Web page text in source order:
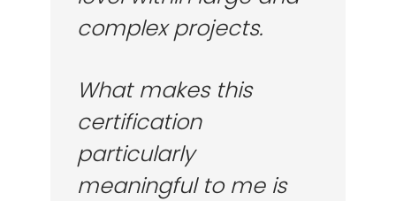
complex projects.
What makes this
certification
particularly
meaningful to me is